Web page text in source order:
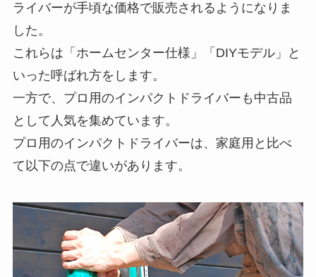
ライバーが手頃な価格で販売されるようになりま
した。
これらは「ホームセンター仕様」「DIYモデル」と
いった呼ばれ方をします。
一方で、プロ用のインパクトドライバーも中古品
として人気を集めています。
プロ用のインパクトドライバーは、家庭用と比べ
て以下の点で違いがあります。